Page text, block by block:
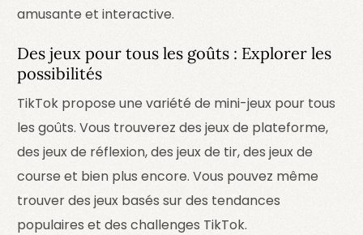
amusante et interactive.
Des jeux pour tous les goûts : Explorer les
possibilités
TikTok propose une variété de mini-jeux pour tous
les goûts. Vous trouverez des jeux de plateforme,
des jeux de réflexion, des jeux de tir, des jeux de
course et bien plus encore. Vous pouvez même
trouver des jeux basés sur des tendances
populaires et des challenges TikTok.